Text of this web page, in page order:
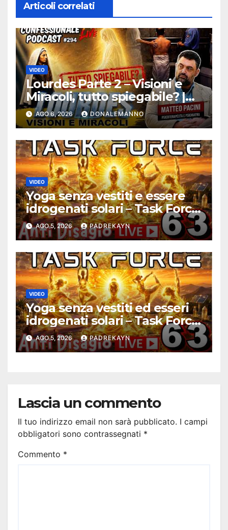
Articoli correlati
VIDEO
Lourdes Parte 2 – Visioni e
Miracoli, tutto spiegabile? |
Debunking |
#ConfessionalePodcast 294
AGO 6, 2026 DONALEMANNO
VIDEO
Yoga senza vestiti e essere
idrogenati solari – Task Force
Antidisagio ep. 63
AGO 5, 2026 PADREKAYN
VIDEO
Yoga senza vestiti ed esseri
idrogenati solari – Task Force
Antidisagio 63
AGO 5, 2026 PADREKAYN
Lascia un commento
Il tuo indirizzo email non sarà pubblicato. I campi
obbligatori sono contrassegnati *
Commento *